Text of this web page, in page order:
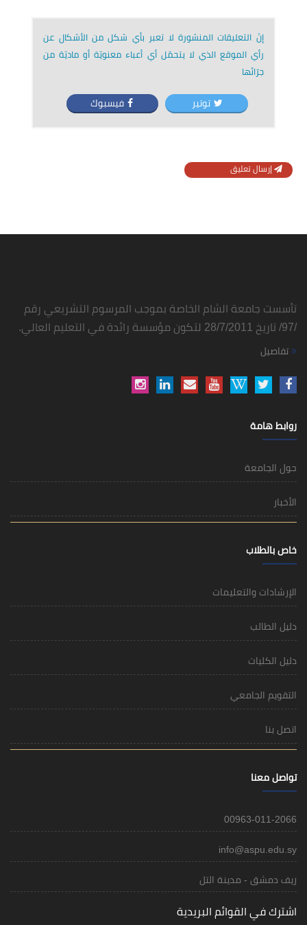
إنّ التعليقات المنشورة لا تعبر بأي شكل من الأشكال عن
رأي الموقع الذي لا يتحمّل أي أعباء معنويّة أو ماديّة من
جرّائها
توتير فيسبوك
إرسال تعليق
تأسست جامعة الشام الخاصة بموجب المرسوم التشريعي رقم
/97/ تاريخ 28/7/2011 لتكون مؤسسة رائدة في التعليم العالي.
تفاصيل
روابط هامة
حول الجامعة
الأخبار
خاص بالطلاب
الإرشادات والتعليمات
دليل الطالب
دليل الكليات
التقويم الجامعي
اتصل بنا
تواصل معنا
00963-011-2066
info@aspu.edu.sy
ريف دمشق - مدينة التل
اشترك في القوائم البريدية